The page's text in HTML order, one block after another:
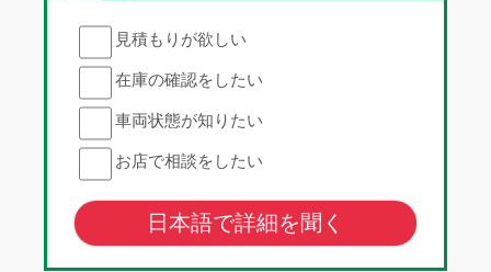
見積もりが欲しい
在庫の確認をしたい
車両状態が知りたい
お店で相談をしたい
日本語で詳細を聞く